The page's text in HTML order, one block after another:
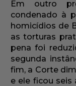
Em outro
condenado à
homicídios de
as torturas
pena foi
segunda
fim, a Corte
e ele ficou seis